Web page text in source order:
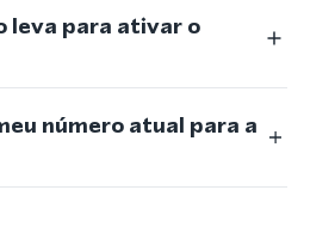
leva para ativar o
número atual para a